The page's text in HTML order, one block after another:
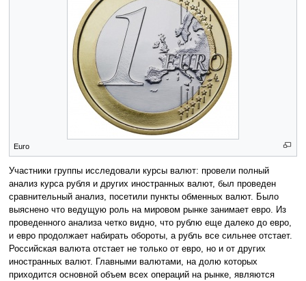
Euro
Участники группы исследовали курсы валют: провели полный
анализ курса рубля и других иностранных валют, был проведен
сравнительный анализ, посетили пункты обменных валют. Было
выяснено что ведущую роль на мировом рынке занимает евро. Из
проведенного анализа четко видно, что рублю еще далеко до евро,
и евро продолжает набирать обороты, а рубль все сильнее отстает.
Российская валюта отстает не только от евро, но и от других
иностранных валют. Главными валютами, на долю которых
приходится основной объем всех операций на рынке, являются